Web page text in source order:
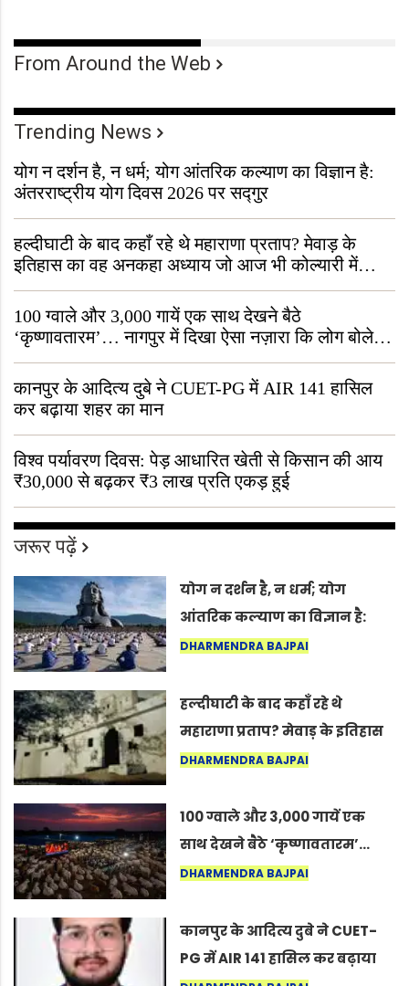
From Around the Web
Trending News
योग न दर्शन है, न धर्म; योग आंतरिक कल्याण का विज्ञान है:
अंतरराष्ट्रीय योग दिवस 2026 पर सद्गुर
हल्दीघाटी के बाद कहाँ रहे थे महाराणा प्रताप? मेवाड़ के
इतिहास का वह अनकहा अध्याय जो आज भी कोल्यारी में
जीवित है
100 ग्वाले और 3,000 गायें एक साथ देखने बैठे
‘कृष्णावतारम’… नागपुर में दिखा ऐसा नज़ारा कि लोग बोले,
“ऐसा तो सिर्फ़ कृष्ण ही कर सकते हैं”
कानपुर के आदित्य दुबे ने CUET-PG में AIR 141 हासिल
कर बढ़ाया शहर का मान
विश्व पर्यावरण दिवस: पेड़ आधारित खेती से किसान की आय
₹30,000 से बढ़कर ₹3 लाख प्रति एकड़ हुई
जरूर पढ़ें
योग न दर्शन है, न धर्म; योग
आंतरिक कल्याण का विज्ञान है:
अंतरराष्ट्रीय योग दिवस 2026 पर
DHARMENDRA BAJPAI
हल्दीघाटी के बाद कहाँ रहे थे
महाराणा प्रताप? मेवाड़ के इतिहास
का वह अनकहा अध्याय जो आज भी
DHARMENDRA BAJPAI
100 ग्वाले और 3,000 गायें एक
साथ देखने बैठे ‘कृष्णावतारम’…
नागपुर में दिखा ऐसा नज़ारा कि
कर सकते हैं”
DHARMENDRA BAJPAI
कानपुर के आदित्य दुबे ने CUET-
PG में AIR 141 हासिल कर बढ़ाया